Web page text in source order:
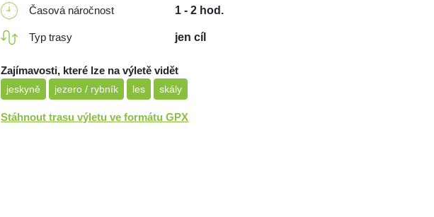
Časová náročnost 1 - 2 hod.
Typ trasy jen cíl
Zajímavosti, které lze na výletě vidět
jeskyně jezero / rybník les skály
Stáhnout trasu výletu ve formátu GPX